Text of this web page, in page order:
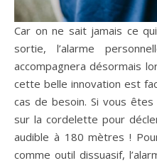
Car on ne sait jamais ce
sortie, l’alarme
accompagnera désormais
cette belle innovation est
cas de besoin. Si vous
sur la cordelette pour
audible à 180 mètres !
comme outil dissuasif,